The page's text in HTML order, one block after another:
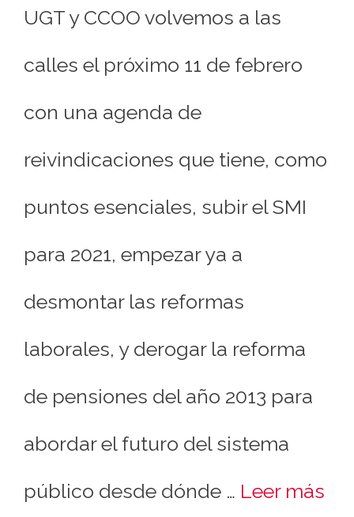
UGT y CCOO volvemos a las
calles el próximo 11 de febrero
con una agenda de
reivindicaciones que tiene, como
puntos esenciales, subir el SMI
para 2021, empezar ya a
desmontar las reformas
laborales, y derogar la reforma
de pensiones del año 2013 para
abordar el futuro del sistema
público desde dónde … Leer más